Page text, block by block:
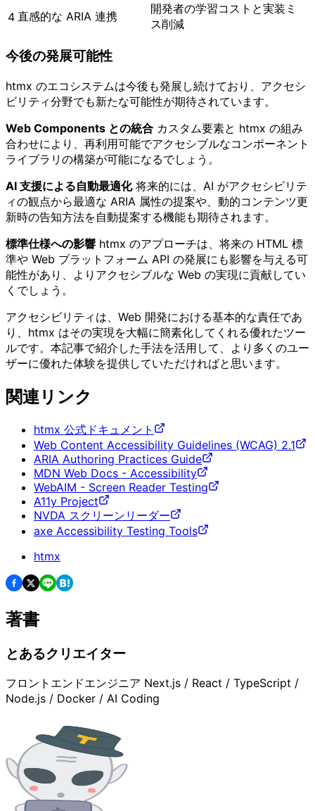
4 直感的な ARIA 連携
開発者の学習コストと実装ミ
ス削減
今後の発展可能性
htmx のエコシステムは今後も発展し続けており、アクセシ
ビリティ分野でも新たな可能性が期待されています。
Web Components との統合 カスタム要素と htmx の組み
合わせにより、再利用可能でアクセシブルなコンポーネント
ライブラリの構築が可能になるでしょう。
AI 支援による自動最適化将来的には、AI がアクセシビリテ
ィの観点から最適な ARIA 属性の提案や、動的コンテンツ更
新時の告知方法を自動提案する機能も期待されます。
標準仕様への影響 htmx のアプローチは、将来の HTML 標
準や Web プラットフォーム API の発展にも影響を与える可
能性があり、よりアクセシブルな Web の実現に貢献してい
くでしょう。
アクセシビリティは、Web 開発における基本的な責任であ
り、htmx はその実現を大幅に簡素化してくれる優れたツー
ルです。本記事で紹介した手法を活用して、より多くのユー
ザーに優れた体験を提供していただければと思います。
関連リンク
htmx 公式ドキュメント
Web Content Accessibility Guidelines (WCAG) 2.1
ARIA Authoring Practices Guide
MDN Web Docs - Accessibility
WebAIM - Screen Reader Testing
A11y Project
NVDA スクリーンリーダー
axe Accessibility Testing Tools
htmx
著書
とあるクリエイター
フロントエンドエンジニア Next.js / React / TypeScript /
Node.js / Docker / AI Coding